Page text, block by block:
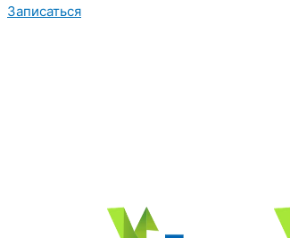
Записаться